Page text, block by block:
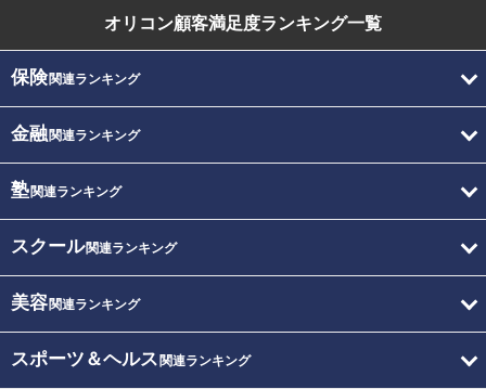
オリコン顧客満足度ランキング一覧
保険関連ランキング
金融関連ランキング
塾関連ランキング
スクール関連ランキング
美容関連ランキング
スポーツ＆ヘルス 関連ランキング